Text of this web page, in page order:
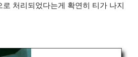
처리되었다는게 확연히 티가 나지